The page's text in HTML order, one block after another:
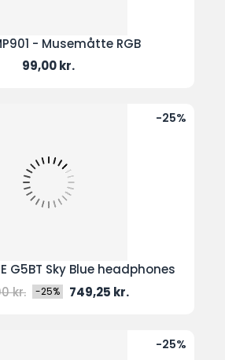
- Musemåtte RGB
Pris
99,00 kr.
-25%
G5BT Sky Blue headphones
kr. -25% Pris
749,25 kr.
-25%